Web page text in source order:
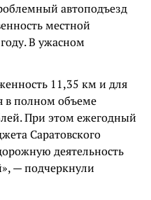
автоподъезд
местной
В ужасном
11,35 км и для
в полном объеме
При этом ежегодный
Саратовского
деятельность
— подчеркнули